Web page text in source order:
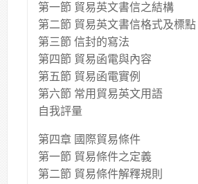
第一節 貿易英文書信之結構
第二節 貿易英文書信格式及標點
第三節 信封的寫法
第四節 貿易函電與內容
第五節 貿易函電實例
第六節 常用貿易英文用語
自我評量
第四章 國際貿易條件
第一節 貿易條件之定義
第二節 貿易條件解釋規則